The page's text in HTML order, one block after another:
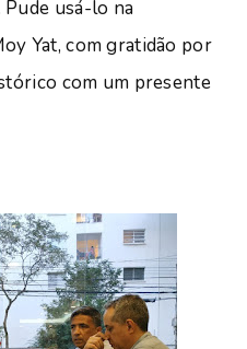
usá-lo na
Yat, com gratidão por
com um presente